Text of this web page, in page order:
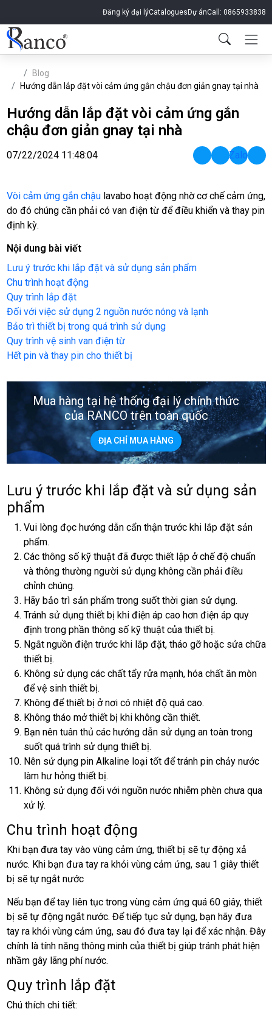
Đăng ký đại lýCatalogues Dự ánCall: 0865933838
Blog
Hướng dẫn lắp đặt vòi cảm ứng gắn chậu đơn giản gnay tại nhà
Hướng dẫn lắp đặt vòi cảm ứng gắn
chậu đơn giản gnay tại nhà
07/22/2024 11:48:04 Zalo
Vòi cảm ứng gắn chậulavabo hoạt động nhờ cơ chế cảm ứng,
do đó chúng cần phải có van điện từ để điều khiển và thay pin
định kỳ.
Nội dung bài viết
Lưu ý trước khi lắp đặt và sử dụng sản phẩm
Chu trình hoạt động
Quy trình lắp đặt
Đối với việc sử dụng 2 nguồn nước nóng và lạnh
Bảo trì thiết bị trong quá trình sử dụng
Quy trình vệ sinh van điện từ
Hết pin và thay pin cho thiết bị
Mua hàng tại hệ thống đại lý chính thức
của RANCO trên toàn quốc
ĐỊA CHỈ MUA HÀNG
Lưu ý trước khi lắp đặt và sử dụng sản
phẩm
Vui lòng đọc hướng dẫn cẩn thận trước khi lắp đặt sản
phẩm.
Các thông số kỹ thuật đã được thiết lập ở chế độ chuẩn
và thông thường người sử dụng không cần phải điều
chỉnh chúng.
Hãy bảo trì sản phẩm trong suốt thời gian sử dụng.
Tránh sử dụng thiết bị khi điện áp cao hơn điện áp quy
định trong phần thông số kỹ thuật của thiết bị.
Ngắt nguồn điện trước khi lắp đặt, tháo gỡ hoặc sửa chữa
thiết bị.
Không sử dụng các chất tẩy rửa mạnh, hóa chất ăn mòn
để vệ sinh thiết bị.
Không để thiết bị ở nơi có nhiệt độ quá cao.
Không tháo mở thiết bị khi không cần thiết.
Bạn nên tuân thủ các hướng dẫn sử dụng an toàn trong
suốt quá trình sử dụng thiết bị.
Nên sử dụng pin Alkaline loại tốt để tránh pin chảy nước
làm hư hỏng thiết bị.
Không sử dụng đối với nguồn nước nhiễm phèn chưa qua
xử lý.
Chu trình hoạt động
Khi bạn đưa tay vào vùng cảm ứng, thiết bị sẽ tự động xả
nước. Khi bạn đưa tay ra khỏi vùng cảm ứng, sau 1 giây thiết
bị sẽ tự ngắt nước
Nếu bạn để tay liên tục trong vùng cảm ứng quá 60 giây, thiết
bị sẽ tự động ngắt nước. Để tiếp tục sử dụng, bạn hãy đưa
tay ra khỏi vùng cảm ứng, sau đó đưa tay lại để xác nhận. Đây
chính là tính năng thông minh của thiết bị giúp tránh phát hiện
nhầm gây lãng phí nước.
Quy trình lắp đặt
Chú thích chi tiết: